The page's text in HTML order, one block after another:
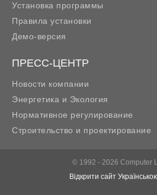
Установка программы
Правила установки
Демо-версия
ПРЕСС-ЦЕНТР
Новости компании
Энергетика и Экология
Нормативное регулирование
Строительство и проектирование
© 1992 - 2026 Computer
Відкрити сайт